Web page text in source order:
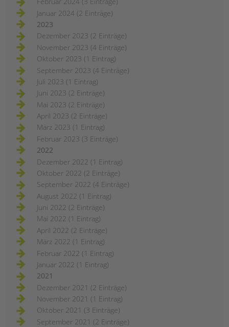
Januar 2024 (2 Einträge)
2023
Dezember 2023 (2 Einträge)
November 2023 (4 Einträge)
Oktober 2023 (1 Eintrag)
September 2023 (4 Einträge)
Juli 2023 (1 Eintrag)
Juni 2023 (2 Einträge)
Mai 2023 (2 Einträge)
April 2023 (2 Einträge)
März 2023 (1 Eintrag)
Februar 2023 (3 Einträge)
2022
Dezember 2022 (1 Eintrag)
Oktober 2022 (2 Einträge)
September 2022 (4 Einträge)
August 2022 (1 Eintrag)
Juni 2022 (2 Einträge)
Mai 2022 (1 Eintrag)
April 2022 (2 Einträge)
März 2022 (1 Eintrag)
Februar 2022 (1 Eintrag)
Januar 2022 (1 Eintrag)
2021
Dezember 2021 (2 Einträge)
November 2021 (1 Eintrag)
Oktober 2021 (3 Einträge)
September 2021 (2 Einträge)